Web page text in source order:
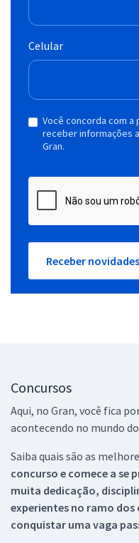
Celular
Você concorda com
receber informações
Gran.
Receber novidades
Concursos
Aqui, no Gran, você fica
acontecendo no mundo
Saiba quais são as
concurso e comece a se
muita dedicação,
experientes no ramo dos
conquistar uma vaga